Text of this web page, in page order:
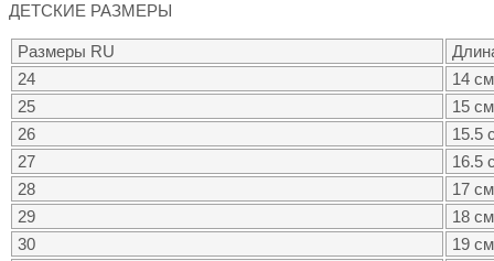
ДЕТСКИЕ РАЗМЕРЫ
Размеры RU
24
14 см
25
15 см
26
15.5
27
16.5
28
17 см
29
18 см
30
19 см